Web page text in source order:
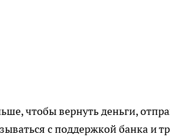
чтобы вернуть деньги,
с поддержкой банка и